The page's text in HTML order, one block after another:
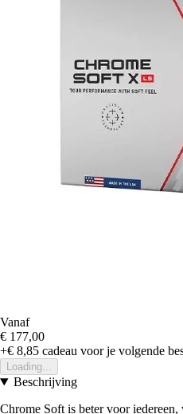
Vanaf
€ 177,00
+€ 8,85 cadeau voor je volgende
Loading...
Beschrijving
Chrome Soft is beter voor